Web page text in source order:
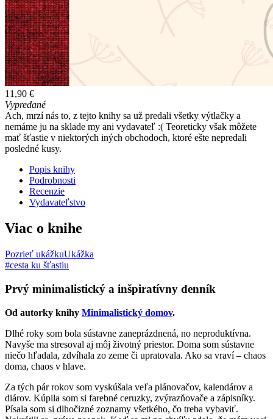
11,90 €
Vypredané
Ach, mrzí nás to, z tejto knihy sa už predali všetky výtlačky a
nemáme ju na sklade my ani vydavateľ :( Teoreticky však môžete
mať šťastie v niektorých iných obchodoch, ktoré ešte nepredali
posledné kusy.
Popis knihy
Podrobnosti
Recenzie
Vydavateľstvo
Viac o knihe
Pozrieť ukážkuUkážka
#cesta ku šťastiu
Prvý minimalistický a inšpiratívny denník
Od autorky knihy Minimalistický domov.
Dlhé roky som bola sústavne zaneprázdnená, no neproduktívna.
Navyše ma stresoval aj môj životný priestor. Doma som sústavne
niečo hľadala, zdvíhala zo zeme či upratovala. Ako sa vraví – chaos
doma, chaos v hlave.
Za tých pár rokov som vyskúšala veľa plánovačov, kalendárov a
diárov. Kúpila som si farebné ceruzky, zvýrazňovače a zápisníky.
Písala som si dlhočizné zoznamy všetkého, čo treba vybaviť.